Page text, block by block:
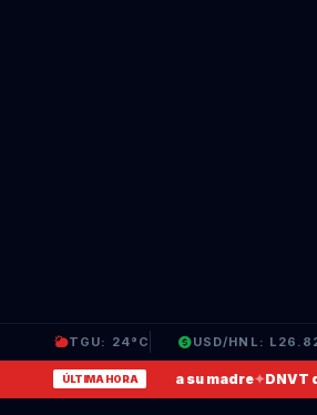
TGU: 24°C USD/HNL:
ÚLTIMA HORA
en que agrede a su madre✦DNVT